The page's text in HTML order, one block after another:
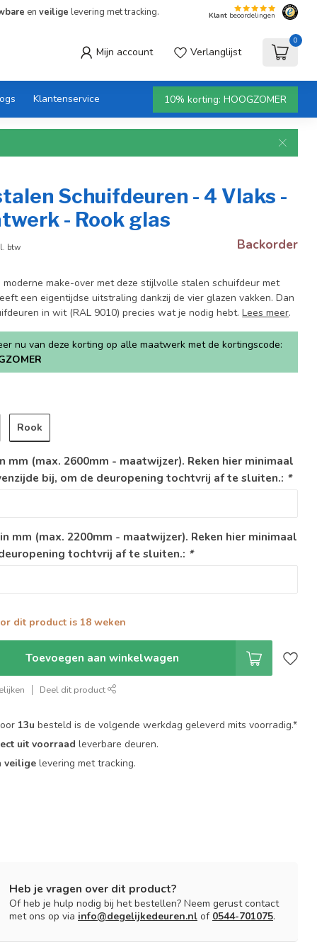
en veilige levering met tracking. Klant beoordelingen
Mijn account Verlanglijst
0
Klantenservice 10% korting: HOOGZOMER
Schuifdeuren - 4 Vlaks -
- Rook glas
btw Backorder
make-over met deze stijlvolle stalen schuifdeur met
een eigentijdse uitstraling dankzij de vier glazen vakken. Dan
in wit (RAL 9010) precies wat je nodig hebt.Lees meer.
nu van deze korting op alle maatwerk met de kortingscode:
Rook
mm (max. 2600mm - maatwijzer). Reken hier minimaal
bij, om de deuropening tochtvrij af te sluiten.: *
mm (max. 2200mm - maatwijzer). Reken hier minimaal
tochtvrij af te sluiten.: *
dit product is 18 weken
Toevoegen aan winkelwagen
Deel dit product
13u besteld is de volgende werkdag geleverd mits voorradig.*
uit voorraad leverbare deuren.
veiligelevering met tracking.
Heb je vragen over dit product?
Of heb je hulp nodig bij het bestellen? Neem gerust contact
met ons op via info@degelijkedeuren.nl of 0544-701075.